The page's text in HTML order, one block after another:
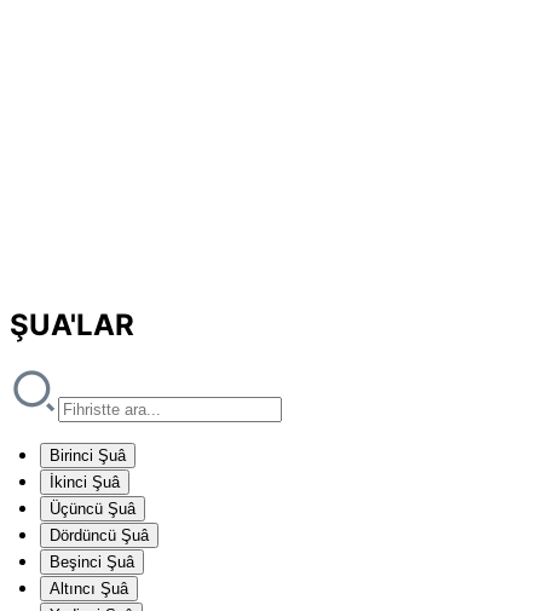
ŞUA'LAR
Birinci Şuâ
İkinci Şuâ
Üçüncü Şuâ
Dördüncü Şuâ
Beşinci Şuâ
Altıncı Şuâ